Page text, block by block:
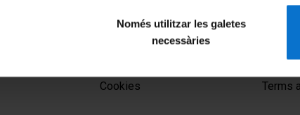
Només utilitzar les galetes
necessàries
Cookies
PEU 2
Terms